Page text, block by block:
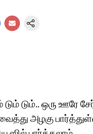
டும்.. ஒரு ஊரே
அழகு